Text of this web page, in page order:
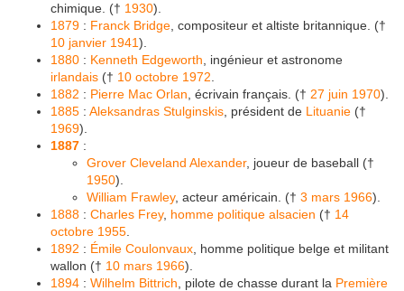
chimique. († 1930).
1879 : Franck Bridge , compositeur et altiste britannique. (†
10 janvier 1941).
1880 : Kenneth Edgeworth , ingénieur et astronome
irlandais († 10 octobre 1972
1882 : Pierre Mac Orlan , écrivain français. († 27 juin 1970).
1885 : Aleksandras Stulginskis , président de Lituanie (†
1969).
1887 :
Grover Cleveland Alexander, joueur de baseball (†
1950).
William Frawley, acteur américain. († 3 mars 1966).
1888 : Charles Frey, homme politique alsacien († 14
octobre 1955
1892 : Émile Coulonvaux , homme politique belge et militant
wallon († 10 mars 1966).
1894 : Wilhelm Bittrich , pilote de chasse durant la Première